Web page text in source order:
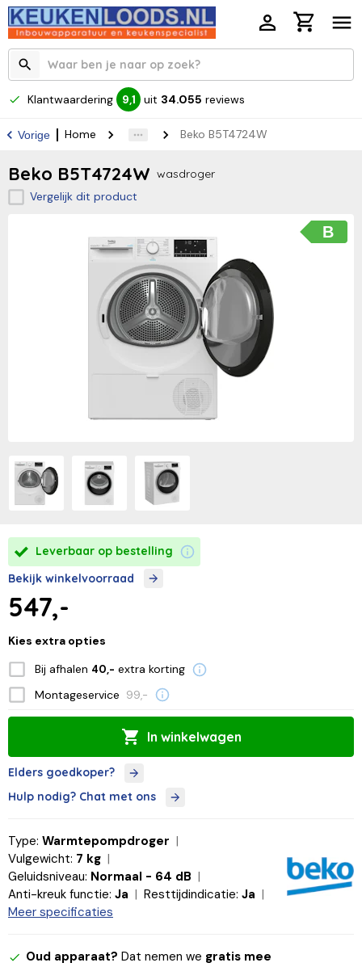
Klantwaardering 9,1 uit 34.055 reviews
Vorige Home Beko B5T4724W
Beko B5T4724W wasdroger
Vergelijk dit product
B
Leverbaar op bestelling
Bekijk winkelvoorraad
547,-
Kies extra opties
Bij afhalen 40,- extra korting
Montageservice 99,-
In winkelwagen
Elders goedkoper?
Hulp nodig? Chat met ons
Type: Warmtepompdroger
Vulgewicht: 7 kg
Geluidsniveau: Normaal - 64 dB
Anti-kreuk functie: Ja Resttijdindicatie: Ja
Meer specificaties
Oud apparaat? Dat nemen we gratis mee